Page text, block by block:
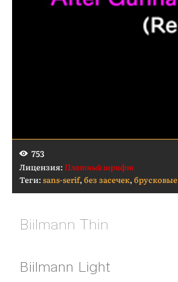
753
Лицензия:Платный шрифт
Теги:sans-serif,без засечек,брусковые